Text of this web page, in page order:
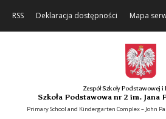
RSS Deklaracja dostępności Mapa
Zespół Szkoły Podstawowej
Szkoła Podstawowa nr 2 im. Jana
Primary School and Kindergarten Complex – John